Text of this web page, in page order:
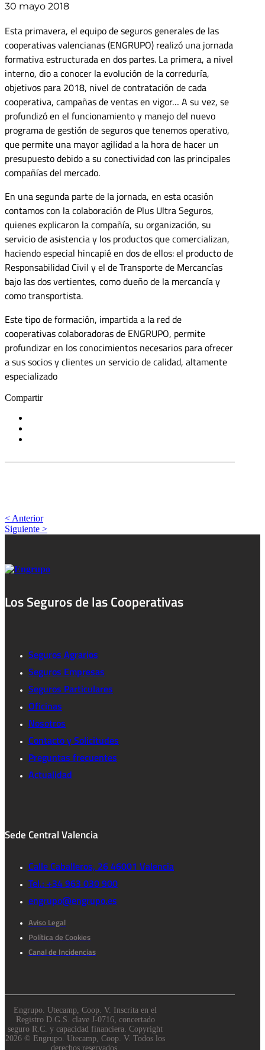
30 mayo 2018
Esta primavera, el equipo de seguros generales de las
cooperativas valencianas (ENGRUPO) realizó una jornada
formativa estructurada en dos partes. La primera, a nivel
interno, dio a conocer la evolución de la correduría,
objetivos para 2018, nivel de contratación de cada
cooperativa, campañas de ventas en vigor… A su vez, se
profundizó en el funcionamiento y manejo del nuevo
programa de gestión de seguros que tenemos operativo,
que permite una mayor agilidad a la hora de hacer un
presupuesto debido a su conectividad con las principales
compañías del mercado.
En una segunda parte de la jornada, en esta ocasión
contamos con la colaboración de Plus Ultra Seguros,
quienes explicaron la compañía, su organización, su
servicio de asistencia y los productos que comercializan,
haciendo especial hincapié en dos de ellos: el producto de
Responsabilidad Civil y el de Transporte de Mercancías
bajo las dos vertientes, como dueño de la mercancía y
como transportista.
Este tipo de formación, impartida a la red de
cooperativas colaboradoras de ENGRUPO, permite
profundizar en los conocimientos necesarios para ofrecer
a sus socios y clientes un servicio de calidad, altamente
especializado
Compartir
< Anterior
Siguiente >
Los Seguros de las Cooperativas
Seguros Agrarios
Seguros Empresas
Seguros Particulares
Oficinas
Nosotros
Contacto y Solicitudes
Preguntas frecuentes
Actualidad
Sede Central Valencia
Calle Caballeros, 26 46001 Valencia
Tel.: +34 963 030 900
engrupo@engrupo.es
Aviso Legal
Política de Cookies
Canal de Incidencias
Engrupo. Utecamp, Coop. V. Inscrita en el
Registro D.G.S. clave J-0716, concertado
seguro R.C. y capacidad financiera. Copyright
2026 © Engrupo. Utecamp, Coop. V. Todos los
derechos reservados.